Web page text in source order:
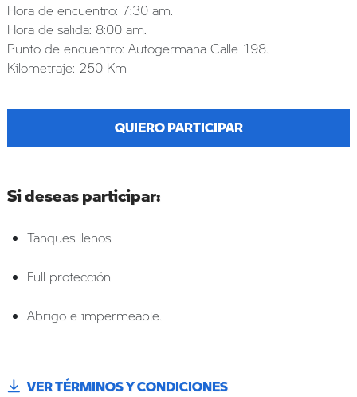
Hora de encuentro: 7:30 am.
Hora de salida: 8:00 am.
Punto de encuentro: Autogermana Calle 198.
Kilometraje: 250 Km
QUIERO PARTICIPAR
Si deseas participar:
Tanques llenos
Full protección
Abrigo e impermeable.
VER TÉRMINOS Y CONDICIONES